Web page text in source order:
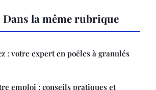
la même rubrique
: votre expert en poêles à granulés
emploi : conseils pratiques et